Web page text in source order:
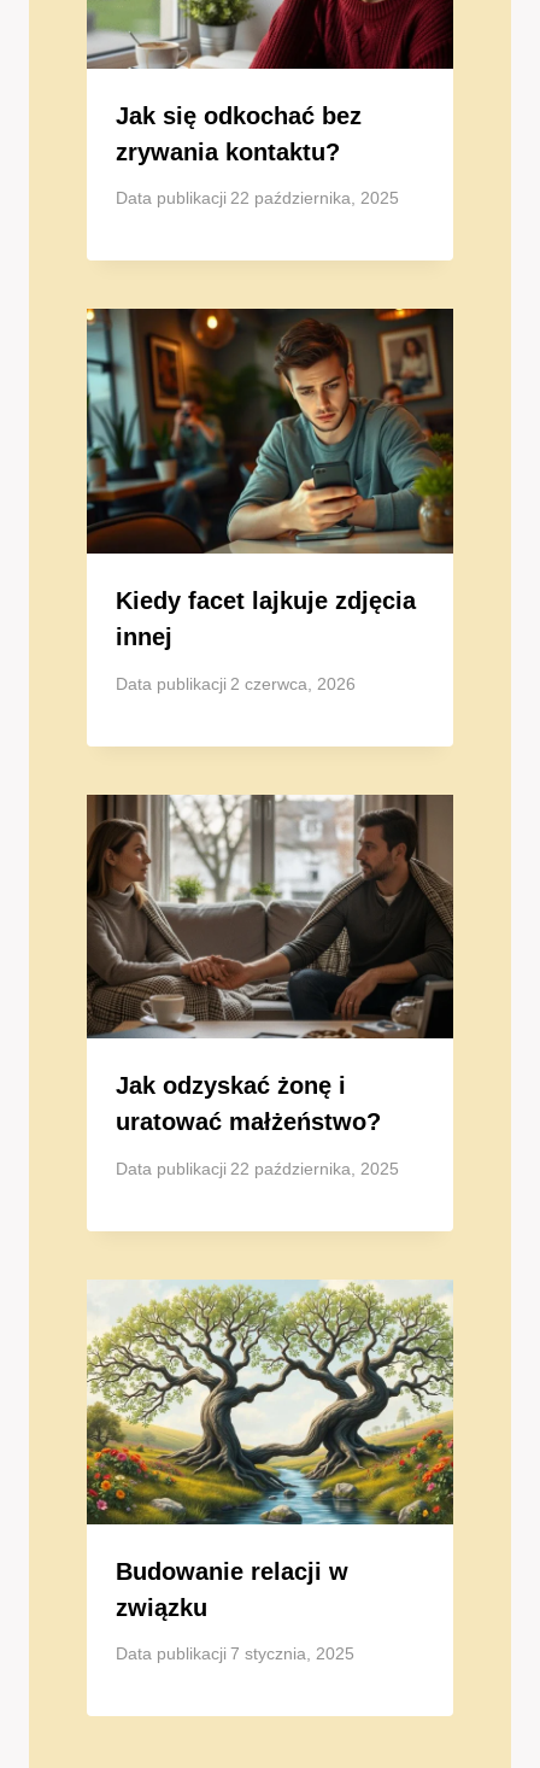
Jak się odkochać bez
zrywania kontaktu?
Data publikacji 22 października, 2025
Kiedy facet lajkuje zdjęcia
innej
Data publikacji 2 czerwca, 2026
Jak odzyskać żonę i
uratować małżeństwo?
Data publikacji 22 października, 2025
Budowanie relacji w
związku
Data publikacji 7 stycznia, 2025